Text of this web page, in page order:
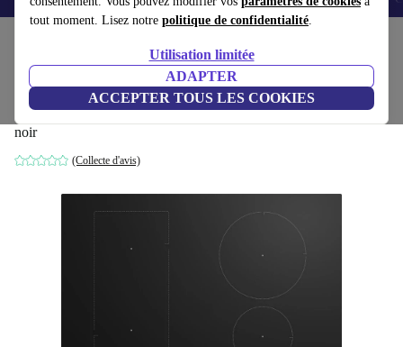
tout moment. Lisez notre politique de confidentialité.
Utilisation limitée
ADAPTER
ACCEPTER TOUS LES COOKIES
Beko HII74700UF Table de cuisson à
induction
noir
(Collecte d'avis)